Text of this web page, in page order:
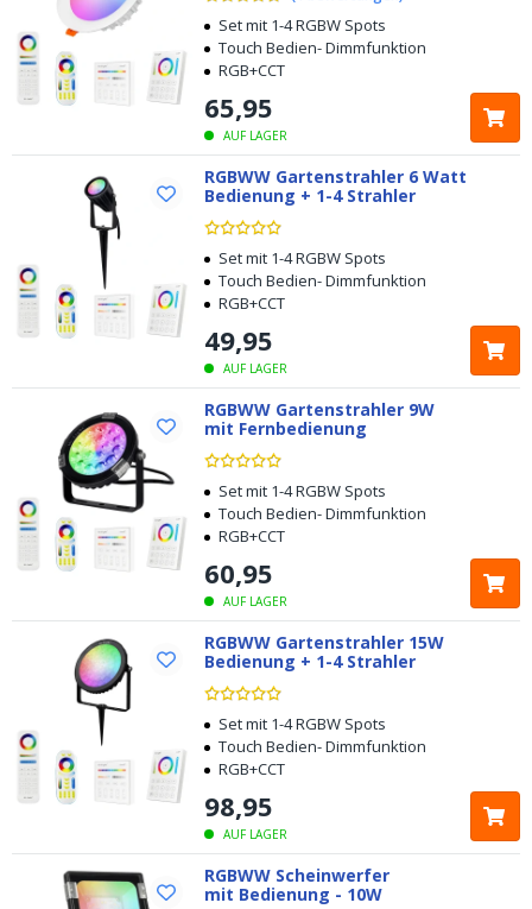
AUF LAGER
65,95
Set mit 1-4 RGBW Spots
Touch Bedien- Dimmfunktion
RGB+CCT
RGBWW Gartenstrahler 6 Watt
Bedienung + 1-4 Strahler
AUF LAGER
49,95
Set mit 1-4 RGBW Spots
Touch Bedien- Dimmfunktion
RGB+CCT
RGBWW Gartenstrahler 9W
mit Fernbedienung
AUF LAGER
60,95
Set mit 1-4 RGBW Spots
Touch Bedien- Dimmfunktion
RGB+CCT
RGBWW Gartenstrahler 15W
Bedienung + 1-4 Strahler
AUF LAGER
98,95
Set mit 1-4 RGBW Spots
Touch Bedien- Dimmfunktion
RGB+CCT
RGBWW Scheinwerfer
mit Bedienung - 10W
KostenloserVersand ab € 49,-